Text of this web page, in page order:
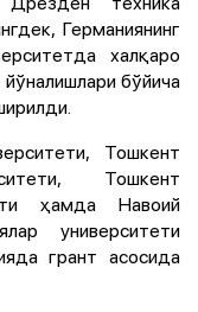
Германиянинг
халқаро
бўйича
Тошкент
Тошкент
ҳамда Навоий
университети
грант асосида